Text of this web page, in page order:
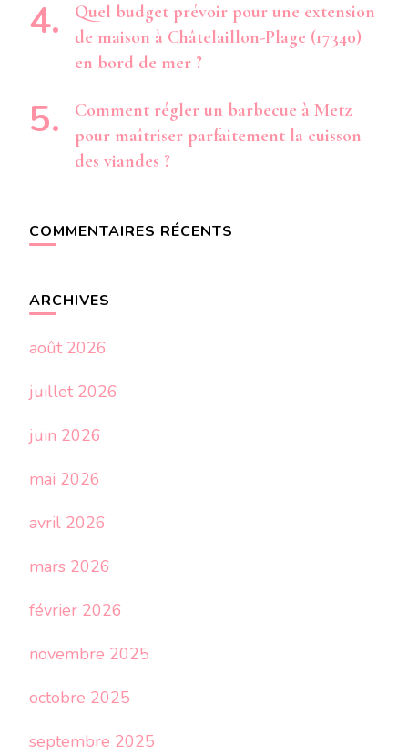
Quel budget prévoir pour une extension
de maison à Châtelaillon-Plage (17340)
en bord de mer ?
Comment régler un barbecue à Metz
pour maîtriser parfaitement la cuisson
des viandes ?
COMMENTAIRES RÉCENTS
ARCHIVES
août 2026
juillet 2026
juin 2026
mai 2026
avril 2026
mars 2026
février 2026
novembre 2025
octobre 2025
septembre 2025